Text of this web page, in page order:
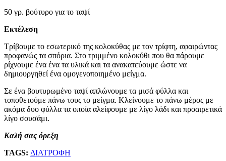
50 γρ. βούτυρο για το ταψί
Εκτέλεση
Τρίβουμε το εσωτερικό της κολοκύθας με τον τρίφτη, αφαιρώντας
προφανώς τα σπόρια. Στο τριμμένο κολοκύθι που θα πάρουμε
ρίχνουμε ένα ένα τα υλικά και τα ανακατεύουμε ώστε να
δημιουργηθεί ένα ομογενοποιημένο μείγμα.
Σε ένα βουτυρωμένο ταψί απλώνουμε τα μισά φύλλα και
τοποθετούμε πάνω τους το μείγμα. Κλείνουμε το πάνω μέρος με
ακόμα δυο φύλλα τα οποία αλείφουμε με λίγο λάδι και προαιρετικά
λίγο σουσάμι.
Καλή σας όρεξη
TAGS: ΔΙΑΤΡΟΦΗ